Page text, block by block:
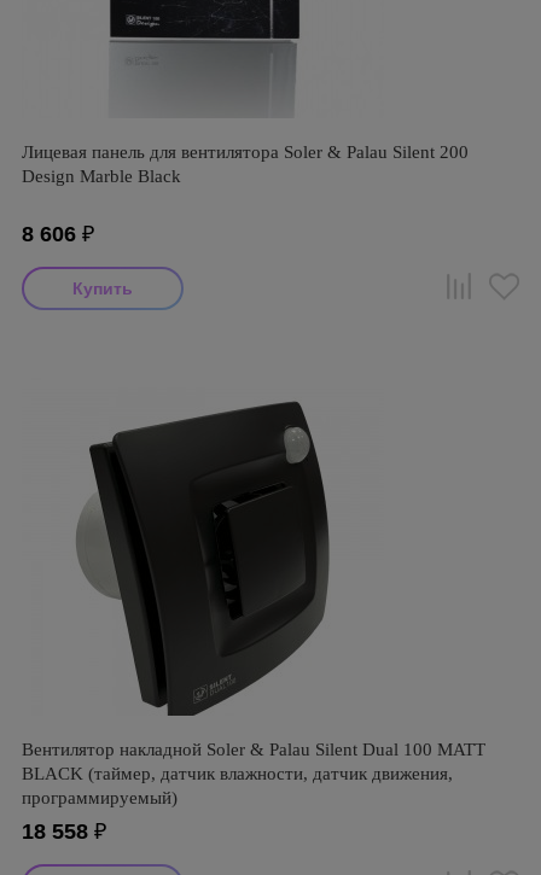
Лицевая панель для вентилятора Soler & Palau Silent 200
Design Marble Black
8 606 ₽
Вентилятор накладной Soler & Palau Silent Dual 100 MATT
BLACK (таймер, датчик влажности, датчик движения,
программируемый)
18 558 ₽